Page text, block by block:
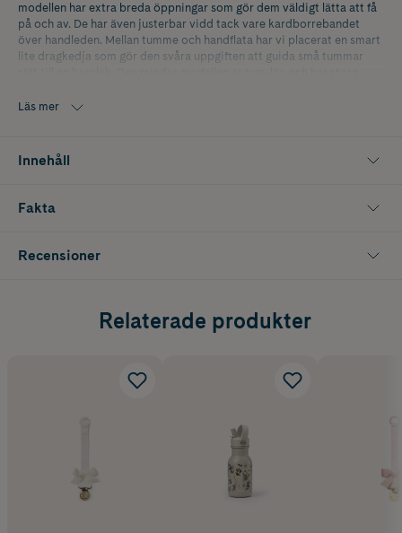
modellen har extra breda öppningar som gör dem väldigt lätta att få
på och av. De har även justerbar vidd tack vare kardborrebandet
över handleden. Mellan tumme och handflata har vi placerat en smart
lite dragkedja som gör den svåra uppgiften att guida små tummar
samman och förhindrar att de försvinner.
Bionic Finish RUDOLF® som gör dem smuts- och vattenavvisande.
Läs mer
Innehåll
Fakta
Recensioner
Relaterade produkter